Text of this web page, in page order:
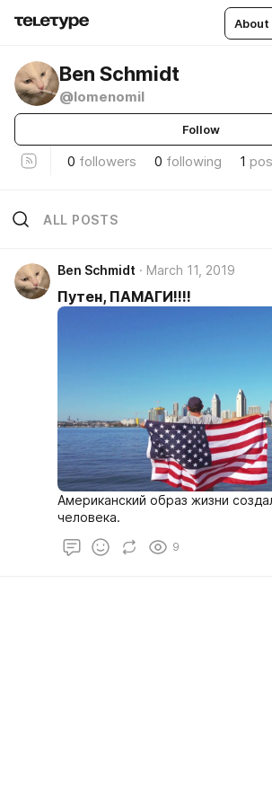
Ben Schmidt
@lomenomil
Follow
0 followers 0 following 1
ALL POSTS
Ben Schmidt March 11, 2019
Путен, ПАМАГИ!!!!
Американский образ жизни
человека.
9